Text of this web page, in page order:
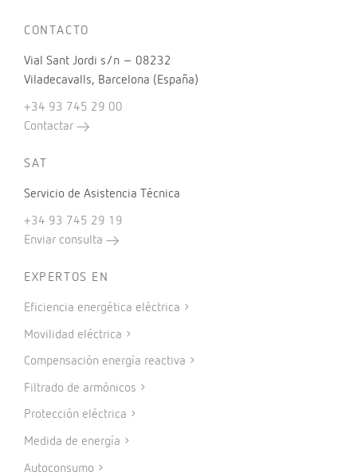
CONTACTO
Vial Sant Jordi s/n – 08232
Viladecavalls, Barcelona (España)
+34 93 745 29 00
Contactar
SAT
Servicio de Asistencia Técnica
+34 93 745 29 19
Enviar consulta
EXPERTOS EN
Eficiencia energética eléctrica
Movilidad eléctrica
Compensación energía reactiva
Filtrado de armónicos
Protección eléctrica
Medida de energía
Autoconsumo